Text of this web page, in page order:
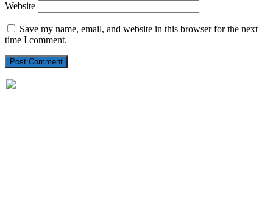
Website
Save my name, email, and website in this browser for the next
time I comment.